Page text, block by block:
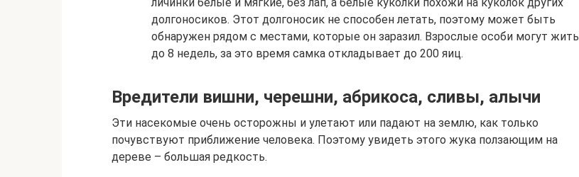
долгоносиков. Этот долгоносик не способен летать, поэтому может быть
обнаружен рядом с местами, которые он заразил. Взрослые особи могут жить
до 8 недель, за это время самка откладывает до 200 яиц.
Вредители вишни, черешни, абрикоса, сливы, алычи
Эти насекомые очень осторожны и улетают или падают на землю, как только
почувствуют приближение человека. Поэтому увидеть этого жука ползающим на
дереве – большая редкость.